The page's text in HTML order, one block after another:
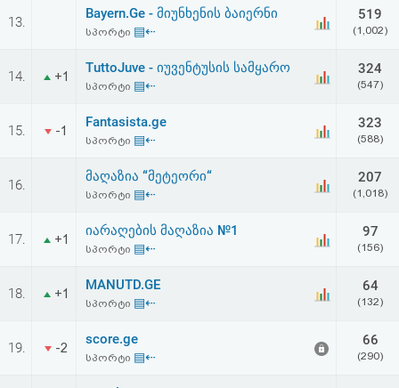
13.
Bayern.Ge - მიუნხენის ბაიერნი
სპორტი ▤⇠
519
(1,002)
14. +1
TuttoJuve - იუვენტუსის სამყარო
სპორტი ▤⇠
324
(547)
15. -1
Fantasista.ge
სპორტი ▤⇠
323
(588)
16.
მაღაზია “მეტეორი“
სპორტი ▤⇠
207
(1,018)
17. +1
იარაღების მაღაზია №1
სპორტი ▤⇠
97
(156)
18. +1
MANUTD.GE
სპორტი ▤⇠
64
(132)
19. -2
score.ge
სპორტი ▤⇠
66
(290)